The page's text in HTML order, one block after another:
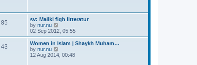
p
o
s
t
t
e
t
p
o
t
e
l
a
t
e
t
85
sv: Maliki fiqh litteratur
by nur.nu
i
e
w
e
02 Sep 2012, 05:55
43
Women in Islam | Shaykh Muham…
by nur.nu
i
12 Aug 2014, 00:48